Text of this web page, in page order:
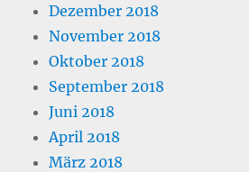
Dezember 2018
November 2018
Oktober 2018
September 2018
Juni 2018
April 2018
März 2018